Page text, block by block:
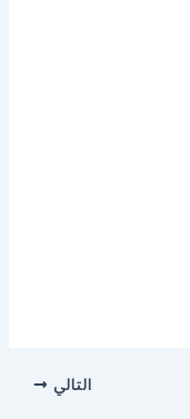
التالي